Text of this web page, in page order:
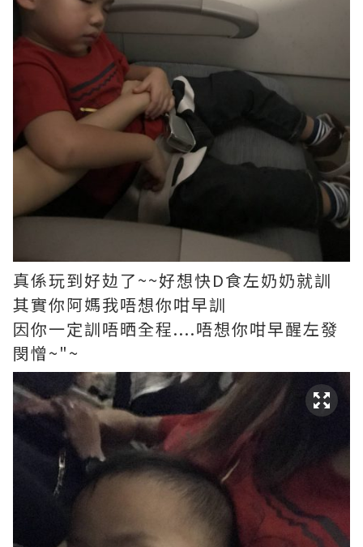
真係玩到好攰了~~好想快D食左奶奶就訓
其實你阿媽我唔想你咁早訓
因你一定訓唔晒全程....唔想你咁早醒左發
閔憎~"~